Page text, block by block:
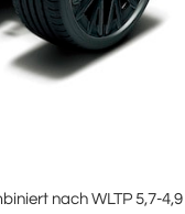
nach WLTP 5,7-